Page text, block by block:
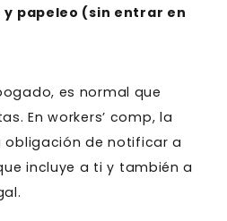
y papeleo (sin entrar en
es normal que
En workers’ comp, la
obligación de notificar a
incluye a ti y también a